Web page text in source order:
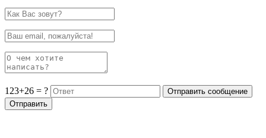
123+26 = ?